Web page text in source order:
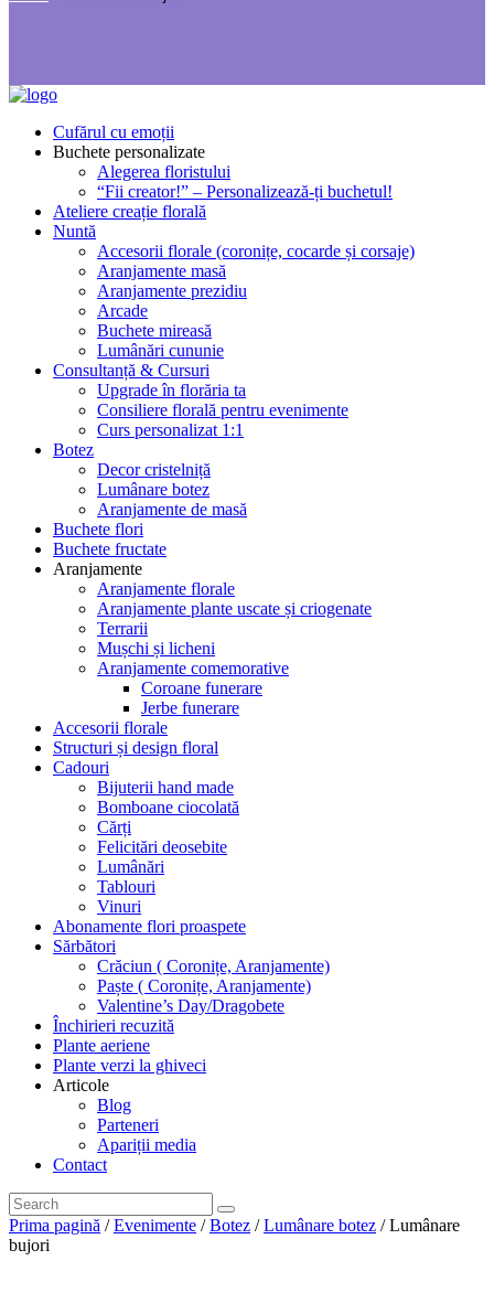
Cufărul cu emoții
Buchete personalizate
Alegerea floristului
“Fii creator!” – Personalizează-ți buchetul!
Ateliere creație florală
Nuntă
Accesorii florale (coronițe, cocarde și corsaje)
Aranjamente masă
Aranjamente prezidiu
Arcade
Buchete mireasă
Lumânări cununie
Consultanță & Cursuri
Upgrade în florăria ta
Consiliere florală pentru evenimente
Curs personalizat 1:1
Botez
Decor cristelniță
Lumânare botez
Aranjamente de masă
Buchete flori
Buchete fructate
Aranjamente
Aranjamente florale
Aranjamente plante uscate și criogenate
Terrarii
Mușchi și licheni
Aranjamente comemorative
Coroane funerare
Jerbe funerare
Accesorii florale
Structuri și design floral
Cadouri
Bijuterii hand made
Bomboane ciocolată
Cărți
Felicitări deosebite
Lumânări
Tablouri
Vinuri
Abonamente flori proaspete
Sărbători
Crăciun ( Coronițe, Aranjamente)
Paște ( Coronițe, Aranjamente)
Valentine’s Day/Dragobete
Închirieri recuzită
Plante aeriene
Plante verzi la ghiveci
Articole
Blog
Parteneri
Apariții media
Contact
Prima pagină /Evenimente /Botez /Lumânare botez / Lumânare
bujori